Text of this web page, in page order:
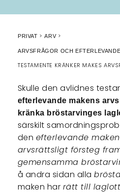
PRIVAT ARV
ARVSFRÅGOR OCH
TESTAMENTE KRÄNKER MAKES
Skulle den avlidnes
efterlevande makens
kränka bröstarvinges
särskilt
den efterlevande
arvsrättsligt försteg
gemensamma
å andra sidan alla
maken har rätt till